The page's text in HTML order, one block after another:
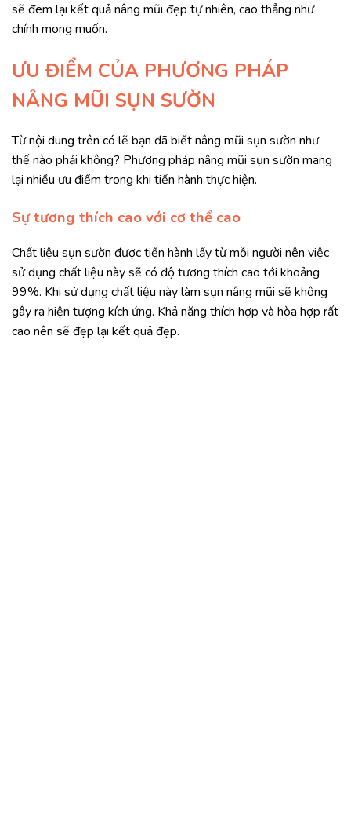
sẽ đem lại kết quả nâng mũi đẹp tự nhiên, cao thẳng như
chính mong muốn.
ƯU ĐIỂM CỦA PHƯƠNG PHÁP
NÂNG MŨI SỤN SƯỜN
Từ nội dung trên có lẽ bạn đã biết nâng mũi sụn sườn như
thế nào phải không? Phương pháp nâng mũi sụn sườn mang
lại nhiều ưu điểm trong khi tiến hành thực hiện.
Sự tương thích cao với cơ thể cao
Chất liệu sụn sườn được tiến hành lấy từ mỗi người nên việc
sử dụng chất liệu này sẽ có độ tương thích cao tới khoảng
99%. Khi sử dụng chất liệu này làm sụn nâng mũi sẽ không
gây ra hiện tượng kích ứng. Khả năng thích hợp và hòa hợp rất
cao nên sẽ đẹp lại kết quả đẹp.